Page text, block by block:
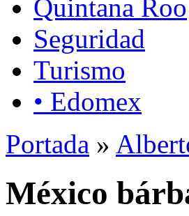
Quintana Roo
Seguridad
Turismo
• Edomex
Portada »
México